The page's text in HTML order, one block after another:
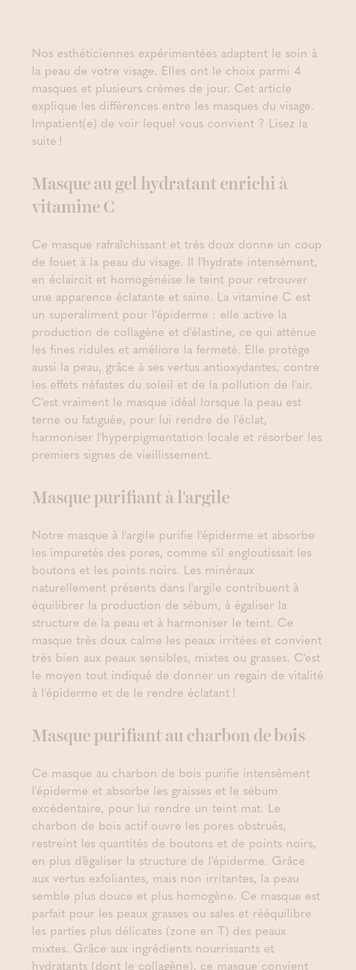
Nos esthéticiennes expérimentées adaptent le soin à
la peau de votre visage. Elles ont le choix parmi 4
masques et plusieurs crèmes de jour. Cet article
explique les différences entre les masques du visage.
Impatient(e) de voir lequel vous convient ? Lisez la
suite !
Masque au gel hydratant enrichi à
vitamine C
Ce masque rafraîchissant et très doux donne un coup
de fouet à la peau du visage. Il l'hydrate intensément,
en éclaircit et homogénéise le teint pour retrouver
une apparence éclatante et saine. La vitamine C est
un superaliment pour l'épiderme : elle active la
production de collagène et d'élastine, ce qui atténue
les fines ridules et améliore la fermeté. Elle protège
aussi la peau, grâce à ses vertus antioxydantes, contre
les effets néfastes du soleil et de la pollution de l'air.
C'est vraiment le masque idéal lorsque la peau est
terne ou fatiguée, pour lui rendre de l'éclat,
harmoniser l'hyperpigmentation locale et résorber les
premiers signes de vieillissement.
Masque purifiant à l'argile
Notre masque à l'argile purifie l'épiderme et absorbe
les impuretés des pores, comme s'il engloutissait les
boutons et les points noirs. Les minéraux
naturellement présents dans l'argile contribuent à
équilibrer la production de sébum, à égaliser la
structure de la peau et à harmoniser le teint. Ce
masque très doux calme les peaux irritées et convient
très bien aux peaux sensibles, mixtes ou grasses. C'est
le moyen tout indiqué de donner un regain de vitalité
à l'épiderme et de le rendre éclatant !
Masque purifiant au charbon de bois
Ce masque au charbon de bois purifie intensément
l'épiderme et absorbe les graisses et le sébum
excédentaire, pour lui rendre un teint mat. Le
charbon de bois actif ouvre les pores obstrués,
restreint les quantités de boutons et de points noirs,
en plus d’égaliser la structure de l'épiderme. Grâce
aux vertus exfoliantes, mais non irritantes, la peau
semble plus douce et plus homogène. Ce masque est
parfait pour les peaux grasses ou sales et rééquilibre
les parties plus délicates (zone en T) des peaux
mixtes. Grâce aux ingrédients nourrissants et
hydratants (dont le collagène), ce masque convient